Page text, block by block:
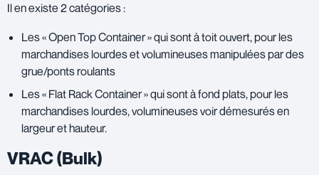
Il en existe 2 catégories :
Les « Open Top Container » qui sont à toit ouvert, pour les
marchandises lourdes et volumineuses manipulées par des
grue/ponts roulants
Les « Flat Rack Container » qui sont à fond plats, pour les
marchandises lourdes, volumineuses voir démesurés en
largeur et hauteur.
VRAC (Bulk)